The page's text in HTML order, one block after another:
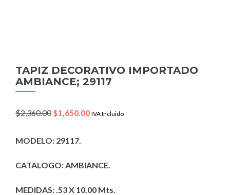
TAPIZ DECORATIVO IMPORTADO
AMBIANCE; 29117
$2,360.00 Original
$2,360.00.
$1,650.00Current
IVA Incluido
MODELO: 29117.
CATALOGO: AMBIANCE.
MEDIDAS: .53 X 10.00 Mts.